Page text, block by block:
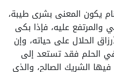
يكون المعنى بشرى طيبة،
والمرتفع عليه، فإذا بكى
الحلال على حياته، وإن
الحلم فقد تستعد إلى
فيها الشريك الصالح، والذي